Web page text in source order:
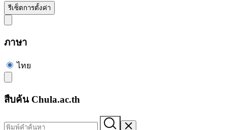
รีเซ็ตการตั้งค่า
ภาษา
ไทย
สืบค้น Chula.ac.th